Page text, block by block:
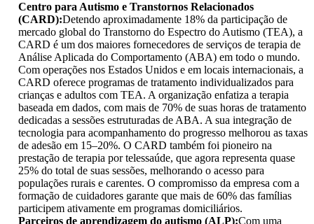
Centro para Autismo e Transtornos Relacionados
(CARD):Detendo aproximadamente 18% da participação de
mercado global do Transtorno do Espectro do Autismo (TEA), a
CARD é um dos maiores fornecedores de serviços de terapia de
Análise Aplicada do Comportamento (ABA) em todo o mundo.
Com operações nos Estados Unidos e em locais internacionais, a
CARD oferece programas de tratamento individualizados para
crianças e adultos com TEA. A organização enfatiza a terapia
baseada em dados, com mais de 70% de suas horas de tratamento
dedicadas a sessões estruturadas de ABA. A sua integração de
tecnologia para acompanhamento do progresso melhorou as taxas
de adesão em 15–20%. O CARD também foi pioneiro na
prestação de terapia por telessaúde, que agora representa quase
25% do total de suas sessões, melhorando o acesso para
populações rurais e carentes. O compromisso da empresa com a
formação de cuidadores garante que mais de 60% das famílias
participem ativamente em programas domiciliários.
Parceiros de aprendizagem do autismo (ALP):Com uma